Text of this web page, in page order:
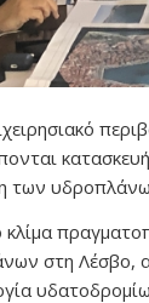
των
κλίμα
στη Λέσβο,